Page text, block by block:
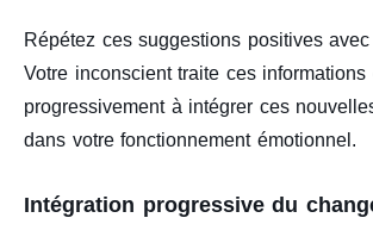
Répétez ces suggestions positives
Votre inconscient traite ces informations
progressivement à intégrer ces
dans votre fonctionnement émotionnel.
Intégration progressive du